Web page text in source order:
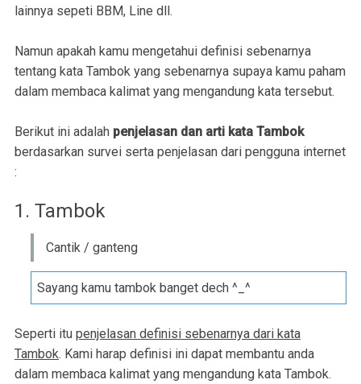
lainnya sepeti BBM, Line dll.
Namun apakah kamu mengetahui definisi sebenarnya
tentang kata Tambok yang sebenarnya supaya kamu paham
dalam membaca kalimat yang mengandung kata tersebut.
Berikut ini adalah penjelasan dan arti kata Tambok
berdasarkan survei serta penjelasan dari pengguna internet
:
1. Tambok
Cantik / ganteng
Sayang kamu tambok banget dech ^_^
Seperti itu penjelasan definisi sebenarnya dari kata
Tambok. Kami harap definisi ini dapat membantu anda
dalam membaca kalimat yang mengandung kata Tambok.